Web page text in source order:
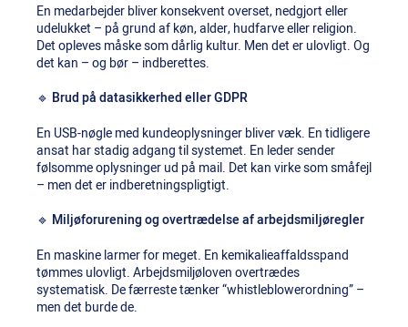
En medarbejder bliver konsekvent overset, nedgjort eller
udelukket – på grund af køn, alder, hudfarve eller religion.
Det opleves måske som dårlig kultur. Men det er ulovligt. Og
det kan – og bør – indberettes.
🔹 Brud på datasikkerhed eller GDPR
En USB-nøgle med kundeoplysninger bliver væk. En tidligere
ansat har stadig adgang til systemet. En leder sender
følsomme oplysninger ud på mail. Det kan virke som småfejl
– men det er indberetningspligtigt.
🔹 Miljøforurening og overtrædelse af arbejdsmiljøregler
En maskine larmer for meget. En kemikalieaffaldsspand
tømmes ulovligt. Arbejdsmiljøloven overtrædes
systematisk. De færreste tænker “whistleblowerordning” –
men det burde de.